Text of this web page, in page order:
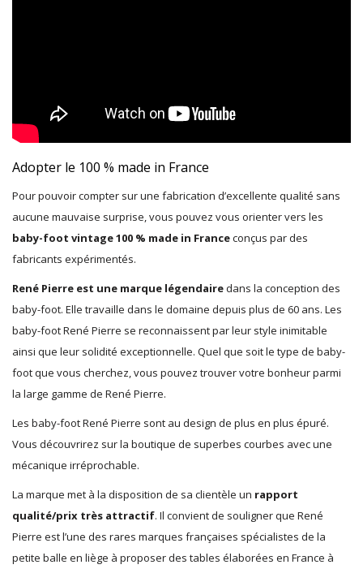
Adopter le 100 % made in France
Pour pouvoir compter sur une fabrication d’excellente qualité sans
aucune mauvaise surprise, vous pouvez vous orienter vers les
baby-foot vintage 100 % made in Franceconçus par des
fabricants expérimentés.
René Pierre est une marque légendairedans la conception des
baby-foot. Elle travaille dans le domaine depuis plus de 60 ans. Les
baby-foot René Pierre se reconnaissent par leur style inimitable
ainsi que leur solidité exceptionnelle. Quel que soit le type de baby-
foot que vous cherchez, vous pouvez trouver votre bonheur parmi
la large gamme de René Pierre.
Les baby-foot René Pierre sont au design de plus en plus épuré.
Vous découvrirez sur la boutique de superbes courbes avec une
mécanique irréprochable.
La marque met à la disposition de sa clientèle un rapport
qualité/prix très attractif. Il convient de souligner que René
Pierre est l’une des rares marques françaises spécialistes de la
petite balle en liège à proposer des tables élaborées en France à